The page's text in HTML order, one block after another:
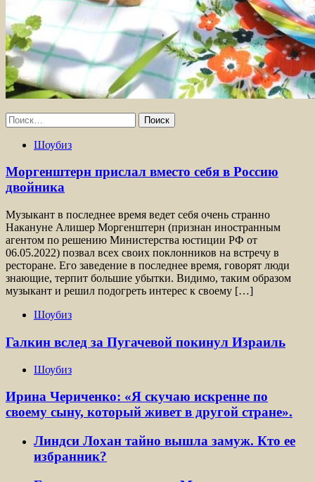
Найти:
Шоубиз
Моргенштерн прислал вместо себя в Россию
двойника
Музыкант в последнее время ведет себя очень странно
Накануне Алишер Моргенштерн (признан иностранным
агентом по решению Министерства юстиции РФ от
06.05.2022) позвал всех своих поклонников на встречу в
ресторане. Его заведение в последнее время, говорят люди
знающие, терпит большие убытки. Видимо, таким образом
музыкант и решил подогреть интерес к своему […]
Шоубиз
Галкин вслед за Пугачевой покинул Израиль
Шоубиз
Ирина Чериченко: «Я скучаю искренне по
своему сыну, который живет в другой стране».
Линдси Лохан тайно вышла замуж. Кто ее
избранник?